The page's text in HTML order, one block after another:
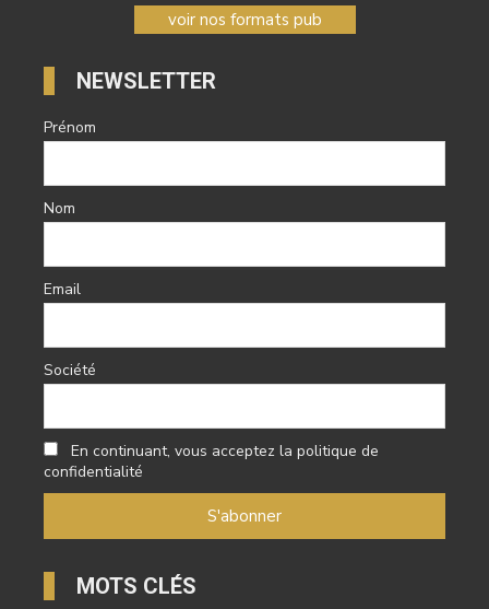
voir nos formats pub
NEWSLETTER
Prénom
Nom
Email
Société
En continuant, vous acceptez la politique de
confidentialité
MOTS CLÉS